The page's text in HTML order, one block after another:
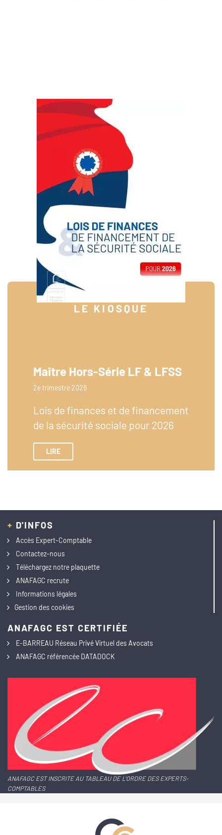
LE KIOSQUE
Maître Hors-Série LF & LFSS
2e trimestre 2026
Lois de finances et de financement
de la sécurité sociale pour 2026
LIRE
+ D'INFOS
Accès Expert-Comptable
Contactez-nous
Téléchargez notre plaquette
ANAFAGC recrute
Informations légales
Gestion des cookies
ANAFAGC EST CERTIFIÉE
E-BARREAU Réseau Privé Virtuel des Avocats
ANAFAGC référencée DATADOCK
ANAFAGC EST INSCRITE AU TABLEAU DE L'ORDRE DES EXPERTS-
COMPTABLES